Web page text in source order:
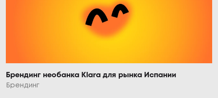
Брендинг необанка Klara для рынка Испании
Брендинг